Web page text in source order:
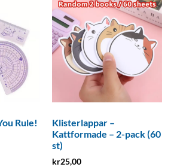
Rule!
Klisterlappar –
Kattformade – 2-pack (60
st)
kr25,00